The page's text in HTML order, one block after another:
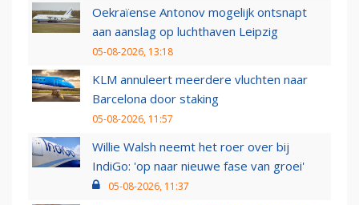
Oekraïense Antonov mogelijk ontsnapt
aan aanslag op luchthaven Leipzig
05-08-2026, 13:18
KLM annuleert meerdere vluchten naar
Barcelona door staking
05-08-2026, 11:57
Willie Walsh neemt het roer over bij
IndiGo: 'op naar nieuwe fase van groei'
05-08-2026, 11:37